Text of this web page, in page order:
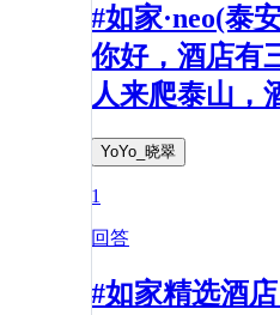
#如家·neo(泰
你好，酒店有
人来爬泰山，
YoYo_晓翠
1
回答
#如家精选酒